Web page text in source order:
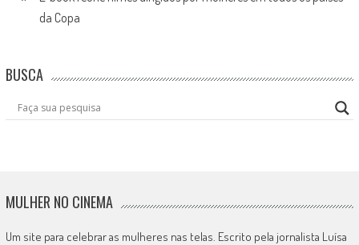
da Copa
BUSCA
MULHER NO CINEMA
Um site para celebrar as mulheres nas telas. Escrito pela jornalista Luísa